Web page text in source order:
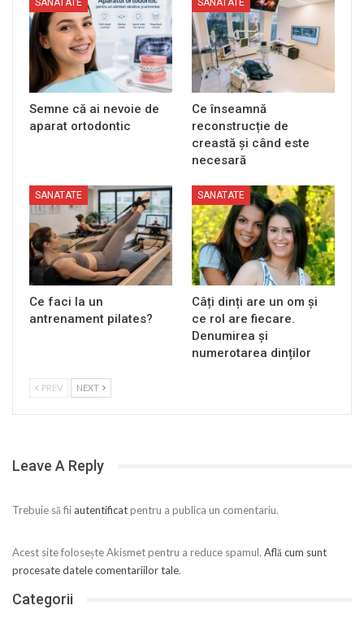
Semne că ai nevoie de
aparat ortodontic
Ce înseamnă
reconstrucție de
creastă și când este
necesară
SANATATE
Ce faci la un
antrenament pilates?
SANATATE
Câți dinți are un om și
ce rol are fiecare.
Denumirea și
numerotarea dinților
PREV NEXT
Leave A Reply
Trebuie să fii autentificatpentru a publica un comentariu.
Acest site folosește Akismet pentru a reduce spamul. Află cum sunt
procesate datele comentariilor tale.
Categorii